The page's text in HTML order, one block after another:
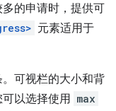
的申请时，提供可
元素适用于
可视栏的大小和背
以选择使用 max